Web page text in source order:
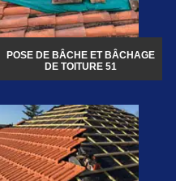
POSE DE BÂCHE ET BÂCHAGE
DE TOITURE 51